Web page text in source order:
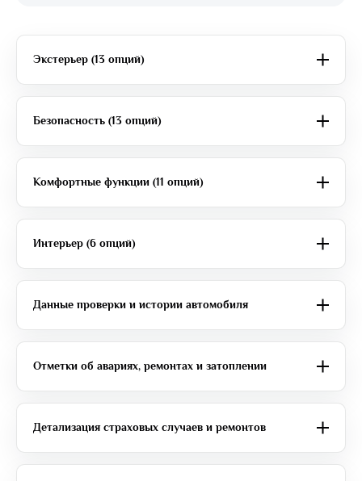
Экстерьер (13 опций)
Безопасность (13 опций)
Комфортные функции (11 опций)
Интерьер (6 опций)
Данные проверки и истории автомобиля
Отметки об авариях, ремонтах и затоплении
Детализация страховых случаев и ремонтов